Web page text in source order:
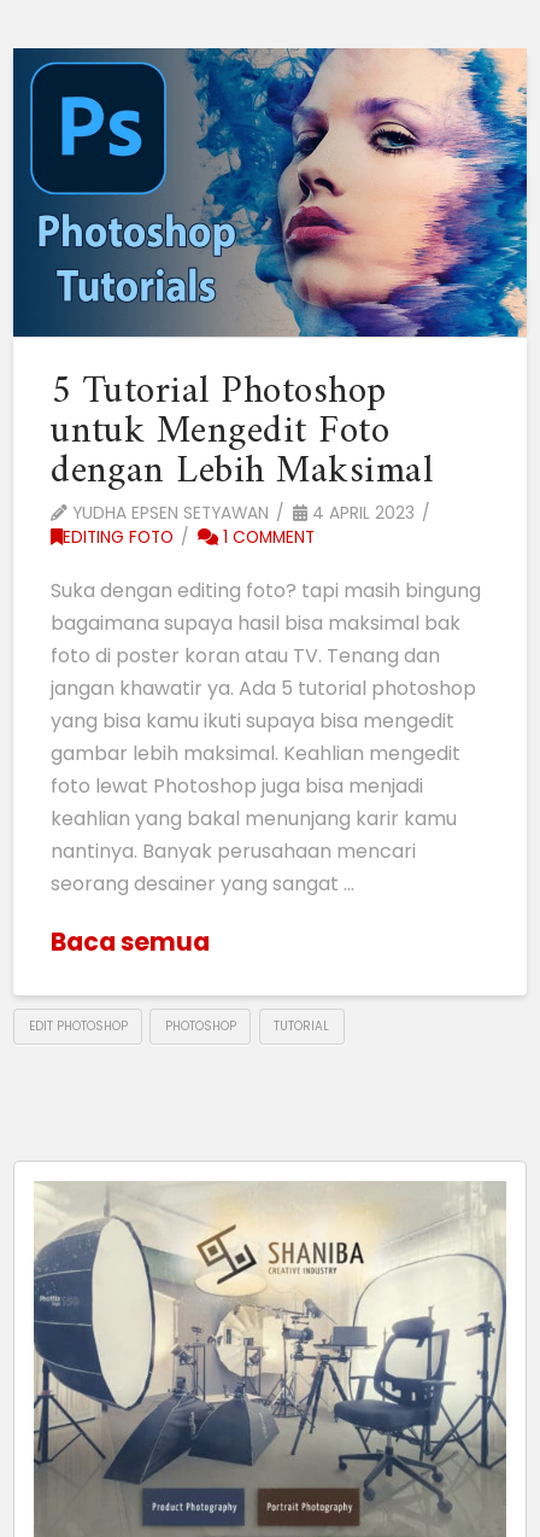
5 Tutorial Photoshop
untuk Mengedit Foto
dengan Lebih Maksimal
YUDHA EPSEN SETYAWAN
4 APRIL 2023
EDITING FOTO
1 COMMENT
Suka dengan editing foto? tapi masih bingung
bagaimana supaya hasil bisa maksimal bak
foto di poster koran atau TV. Tenang dan
jangan khawatir ya. Ada 5 tutorial photoshop
yang bisa kamu ikuti supaya bisa mengedit
gambar lebih maksimal. Keahlian mengedit
foto lewat Photoshop juga bisa menjadi
keahlian yang bakal menunjang karir kamu
nantinya. Banyak perusahaan mencari
seorang desainer yang sangat …
Baca semua
EDIT PHOTOSHOP PHOTOSHOP TUTORIAL